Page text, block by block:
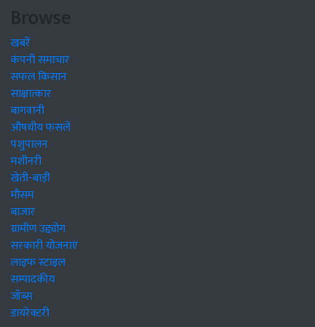
Browse
खबरें
कंपनी समाचार
सफल किसान
साक्षात्कार
बागवानी
औषधीय फसलें
पशुपालन
मशीनरी
खेती-बाड़ी
मौसम
बाजार
ग्रामीण उद्द्योग
सरकारी योजनाएं
लाइफ स्टाइल
सम्पादकीय
जॉब्स
डायरेक्टरी